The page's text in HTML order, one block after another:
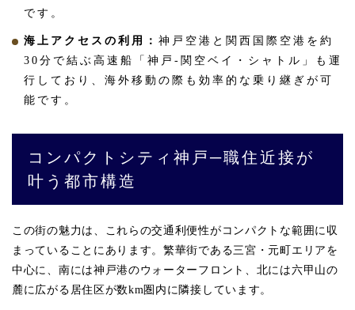
です。
海上アクセスの利用： 神戸空港と関西国際空港を約
30分で結ぶ高速船「神戸-関空ベイ・シャトル」も運
行しており、海外移動の際も効率的な乗り継ぎが可
能です。
コンパクトシティ神戸─職住近接が
叶う都市構造
この街の魅力は、これらの交通利便性がコンパクトな範囲に収
まっていることにあります。繁華街である三宮・元町エリアを
中心に、南には神戸港のウォーターフロント、北には六甲山の
麓に広がる居住区が数km圏内に隣接しています。